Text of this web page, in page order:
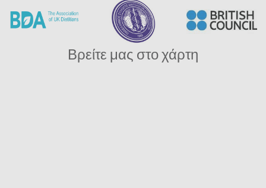
Βρείτε μας στο χάρτη